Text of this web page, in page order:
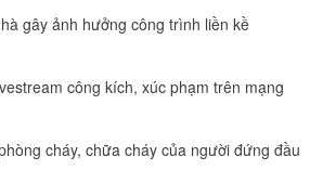
gây ảnh hưởng công trình liền kề
công kích, xúc phạm trên mạng
cháy, chữa cháy của người đứng đầu